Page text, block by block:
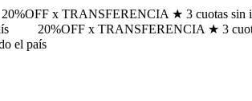
20%OFF x TRANSFERENCIA ★ 3 cuotas sin
20%OFF x TRANSFERENCIA ★ 3
el país